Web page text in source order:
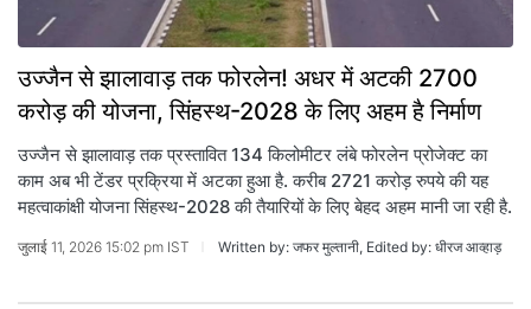
उज्जैन से झालावाड़ तक फोरलेन! अधर में अटकी 2700
करोड़ की योजना, सिंहस्थ-2028 के लिए अहम है निर्माण
उज्जैन से झालावाड़ तक प्रस्तावित 134 किलोमीटर लंबे फोरलेन प्रोजेक्ट का
काम अब भी टेंडर प्रक्रिया में अटका हुआ है. करीब 2721 करोड़ रुपये की यह
महत्वाकांक्षी योजना सिंहस्थ-2028 की तैयारियों के लिए बेहद अहम मानी जा रही है.
जुलाई 11, 2026 15:02 pm IST Written by: जफर मुल्तानी, Edited by: धीरज आव्हाड़